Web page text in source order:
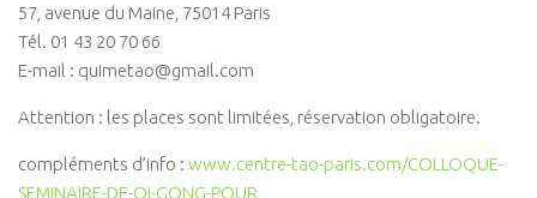
Muriel Rojas
57, avenue du Maine, 75014 Paris
Tél. 01 43 20 70 66
E-mail : quimetao@gmail.com
Attention : les places sont limitées, réservation obligatoire.
compléments d’info : www.centre-tao-paris.com/COLLOQUE-
SEMINAIRE-DE-QI-GONG-POUR